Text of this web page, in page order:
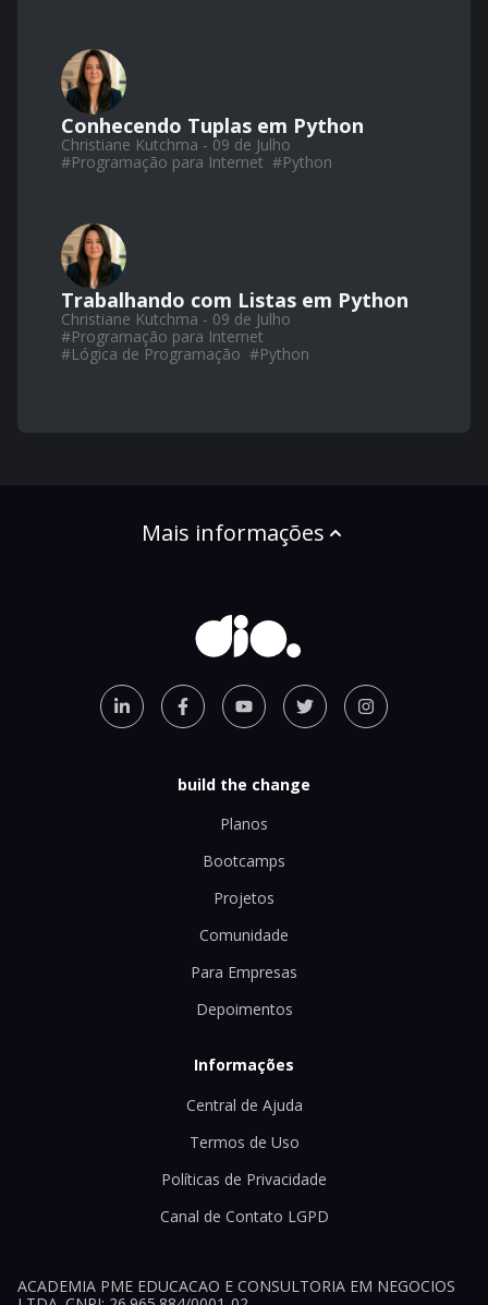
Conhecendo Tuplas em Python
Christiane Kutchma - 09 de Julho
#Programação para Internet #Python
Trabalhando com Listas em Python
Christiane Kutchma - 09 de Julho
#Programação para Internet
#Lógica de Programação #Python
Mais informações
build the change
Planos
Bootcamps
Projetos
Comunidade
Para Empresas
Depoimentos
Informações
Central de Ajuda
Termos de Uso
Políticas de Privacidade
Canal de Contato LGPD
ACADEMIA PME EDUCACAO E CONSULTORIA EM NEGOCIOS